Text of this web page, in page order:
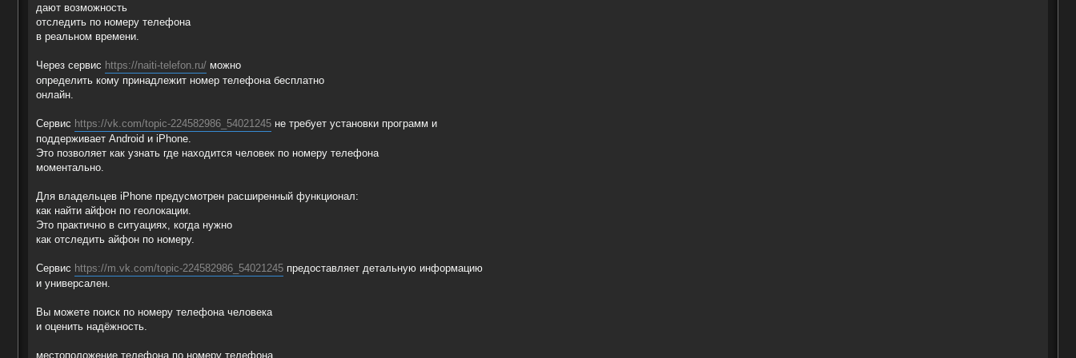
g
дают возможность
отследить по номеру телефона
в реальном времени.
Через сервис https://naiti-telefon.ru/ можно
определить кому принадлежит номер телефона бесплатно
онлайн.
Сервис https://vk.com/topic-224582986_54021245 не требует установки программ и
поддерживает Android и iPhone.
Это позволяет как узнать где находится человек по номеру телефона
моментально.
Для владельцев iPhone предусмотрен расширенный функционал:
как найти айфон по геолокации.
Это практично в ситуациях, когда нужно
как отследить айфон по номеру.
Сервис https://m.vk.com/topic-224582986_54021245 предоставляет детальную информацию
и универсален.
Вы можете поиск по номеру телефона человека
и оценить надёжность.
местоположение телефона по номеру телефона